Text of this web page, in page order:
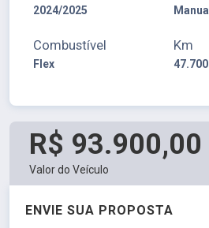
2024/2025 Manual
Combustível
Flex
Km
47.700
R$ 93.900,00
Valor do Veículo
ENVIE SUA PROPOSTA